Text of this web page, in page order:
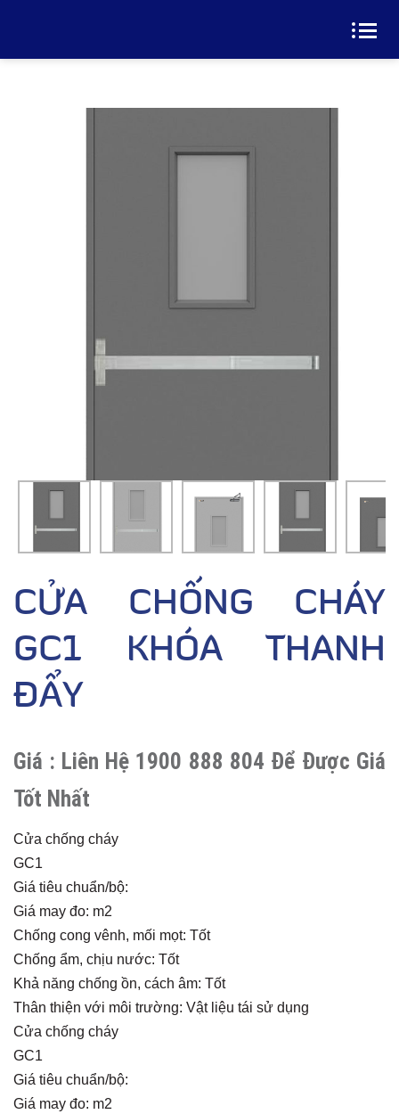
CỬA CHỐNG CHÁY
GC1 KHÓA THANH
ĐẨY
Giá : Liên Hệ 1900 888 804 Để Được Giá
Tốt Nhất
Cửa chống cháy
GC1
Giá tiêu chuẩn/bộ:
Giá may đo: m2
Chống cong vênh, mối mọt: Tốt
Chống ẩm, chịu nước: Tốt
Khả năng chống ồn, cách âm: Tốt
Thân thiện với môi trường: Vật liệu tái sử dụng
Cửa chống cháy
GC1
Giá tiêu chuẩn/bộ:
Giá may đo: m2